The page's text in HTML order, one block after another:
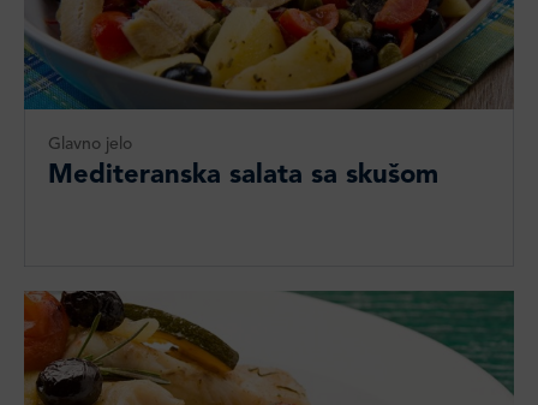
Glavno jelo
Mediteranska salata sa skušom